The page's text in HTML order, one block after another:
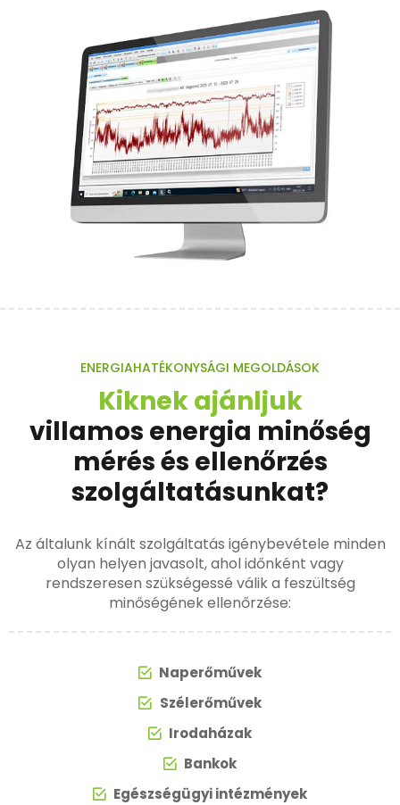
ENERGIAHATÉKONYSÁGI MEGOLDÁSOK
Kiknek ajánljuk
villamos energia minőség
mérés és ellenőrzés
szolgáltatásunkat?
Az általunk kínált szolgáltatás igénybevétele minden
olyan helyen javasolt, ahol időnként vagy
rendszeresen szükségessé válik a feszültség
minőségének ellenőrzése:
Naperőművek
Szélerőművek
Irodaházak
Bankok
Egészségügyi intézmények